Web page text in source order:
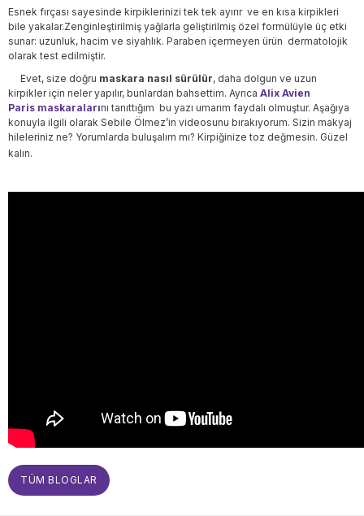
Esnek fırçası sayesinde kirpiklerinizi tek tek ayırır ve en kısa kirpikleri
bile yakalar.Zenginleştirilmiş yağlarla geliştirilmiş özel formülüyle üç etki
sunar: uzunluk, hacim ve siyahlık. Paraben içermeyen ürün dermatolojik
olarak test edilmiştir.
Evet, size doğru maskara nasıl sürülür, daha dolgun ve uzun
kirpikler için neler yapılır, bunlardan bahsettim. Ayrıca Alix Avien
Paris maskaralarını tanıttığım bu yazı umarım faydalı olmuştur. Aşağıya
konuyla ilgili olarak Sebile Ölmez’in videosunu bırakıyorum. Sizin makyaj
hileleriniz ne? Yorumlarda buluşalım mı? Kirpiğinize toz değmesin. Güzel
kalın.
TÜM BLOGLAR